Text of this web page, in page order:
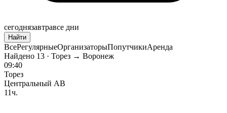
сегоднязавтравсе дни
Найти
ВсеРегулярныеОрганизаторыПопутчикиАренда
Найдено 13 · Торез → Воронеж
09:40
Торез
Центральный АВ
11ч.